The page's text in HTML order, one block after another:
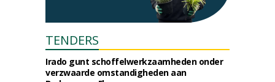
TENDERS
Irado gunt schoffelwerkzaamheden onder
verzwaarde omstandigheden aan